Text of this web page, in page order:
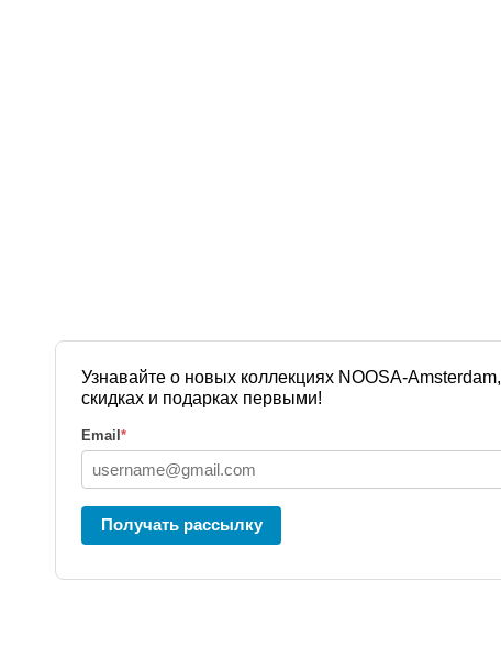
Узнавайте о новых коллекциях NOOSA-Amsterdam,
скидках и подарках первыми!
Email *
Получать рассылку